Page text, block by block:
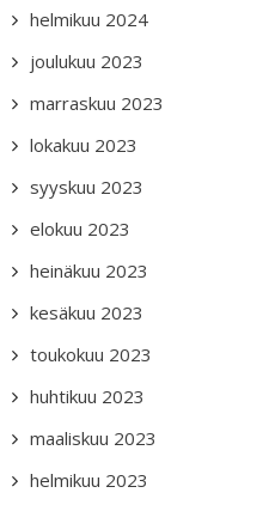
helmikuu 2024
joulukuu 2023
marraskuu 2023
lokakuu 2023
syyskuu 2023
elokuu 2023
heinäkuu 2023
kesäkuu 2023
toukokuu 2023
huhtikuu 2023
maaliskuu 2023
helmikuu 2023